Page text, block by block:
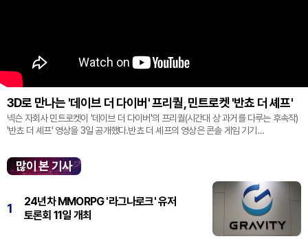
3D로 만나는 '데이브 더 다이버' 프리퀄, 민트로켓 '반쵸 더 셰프'
넥슨 자회사 민트로켓이 '데이브 더 다이버'의 프리퀄(시간대 상 과거를 다루는 후속작)
'반쵸 더 셰프' 영상을 3일 공개했다.반쵸 더 셰프의 영상은 콘솔 게임 기기
많이 본 기사
1
24년차 MMORPG '라그나로크' 유저
토론회 11일 개최